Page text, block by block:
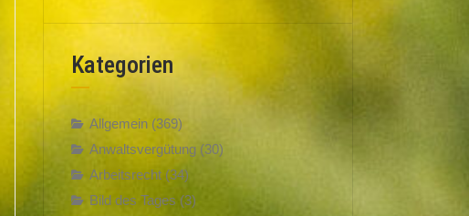
Kategorien
Allgemein (369)
Anwaltsvergütung (30)
Arbeitsrecht (34)
Bild des Tages (3)